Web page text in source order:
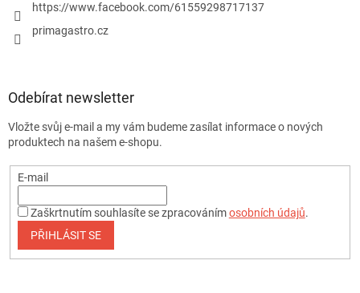
https://www.facebook.com/61559298717137
primagastro.cz
Odebírat newsletter
Vložte svůj e-mail a my vám budeme zasílat informace o nových
produktech na našem e-shopu.
E-mail
Zaškrtnutím souhlasíte se zpracovánímosobních údajů.
PŘIHLÁSIT SE